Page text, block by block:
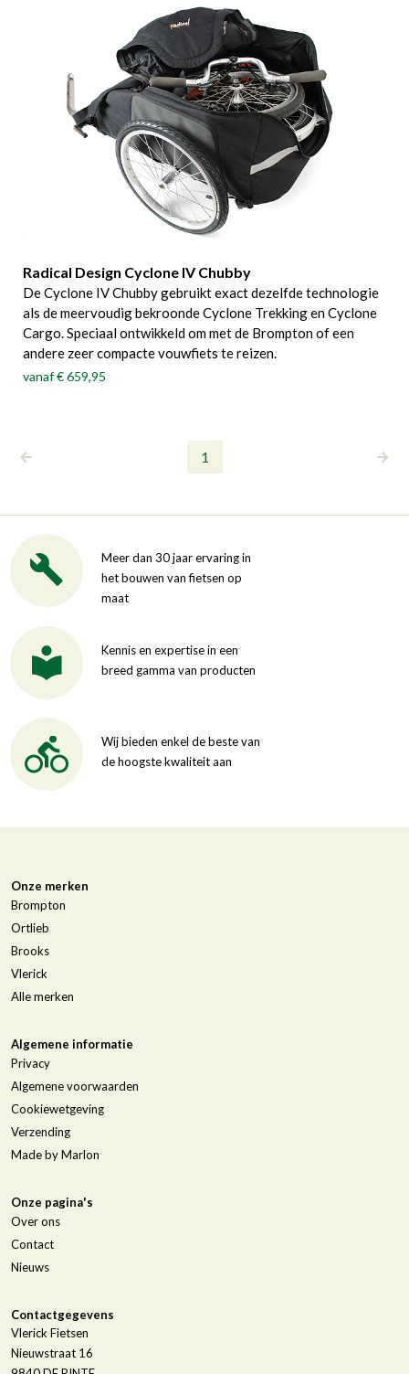
Radical Design Cyclone IV Chubby
De Cyclone IV Chubby gebruikt exact dezelfde technologie
als de meervoudig bekroonde Cyclone Trekking en Cyclone
Cargo. Speciaal ontwikkeld om met de Brompton of een
andere zeer compacte vouwfiets te reizen.
vanaf€ 659,95
1
Meer dan 30 jaar ervaring in
het bouwen van fietsen op
maat
Kennis en expertise in een
breed gamma van producten
Wij bieden enkel de beste van
de hoogste kwaliteit aan
Onze merken
Brompton
Ortlieb
Brooks
Vlerick
Alle merken
Algemene informatie
Privacy
Algemene voorwaarden
Cookiewetgeving
Verzending
Made by Marlon
Onze pagina's
Over ons
Contact
Nieuws
Contactgegevens
Vlerick Fietsen
Nieuwstraat 16